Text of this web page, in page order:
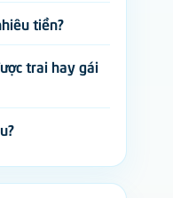
tiền?
trai hay gái